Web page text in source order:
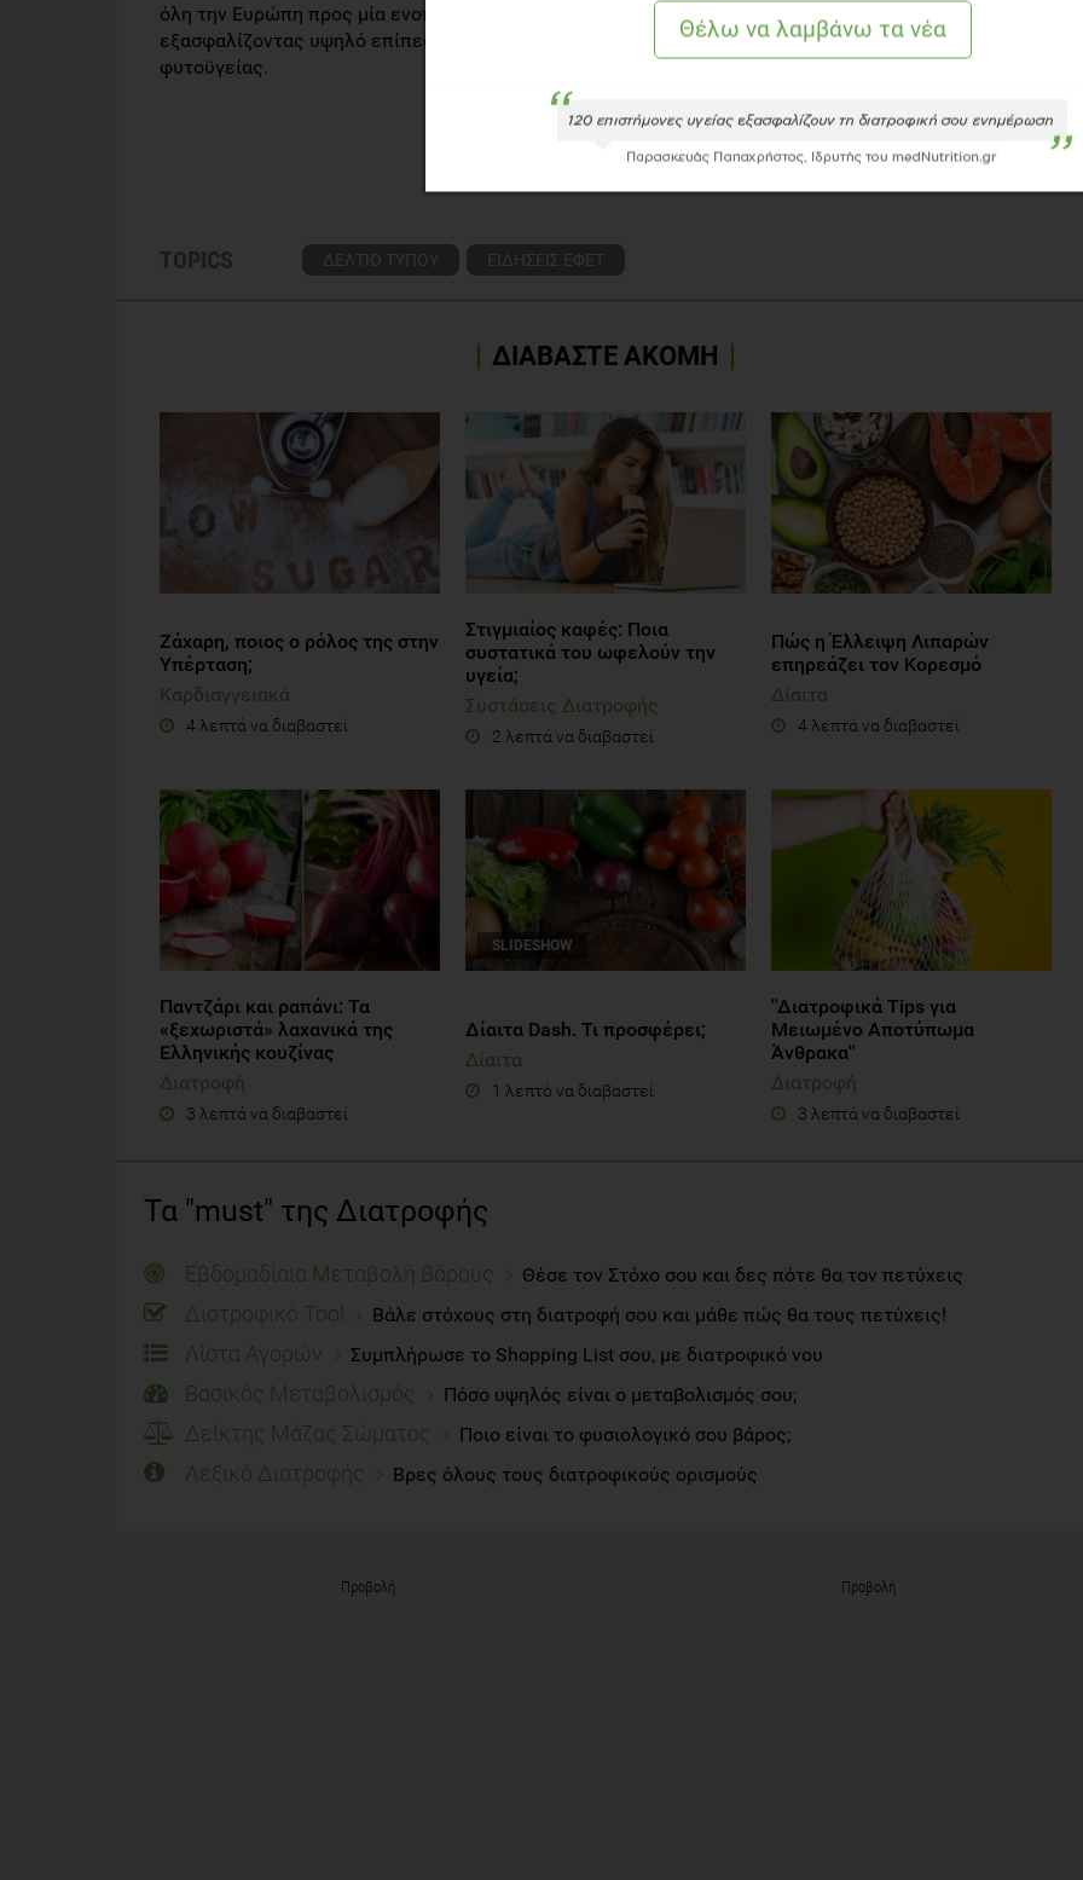
όλη την Ευρώπη προς μία ενοποιημένη ευρωπαϊκή προσέγγιση στην ασφάλεια των τροφίμων,
εξασφαλίζοντας υψηλό επίπεδο ασφάλειας των τροφίμων, υγείας και ευζωίας των ζώων και
φυτοϋγείας.
TOPICS ΔΕΛΤΙΟ ΤΥΠΟΥ ΕΙΔΗΣΕΙΣ ΕΦΕΤ
ΔΙΑΒΑΣΤΕ ΑΚΟΜΗ
Ζάχαρη, ποιος ο ρόλος της στην
Yπέρταση;
Καρδιαγγειακά
4 λεπτά να διαβαστεί
Στιγμιαίος καφές: Ποια
συστατικά του ωφελούν την
υγεία;
Συστάσεις Διατροφής
2 λεπτά να διαβαστεί
Πώς η Έλλειψη Λιπαρών
επηρεάζει τον Κορεσμό
Δίαιτα
4 λεπτά να διαβαστεί
Παντζάρι και ραπάνι: Τα
«ξεχωριστά» λαχανικά της
Ελληνικής κουζίνας
Διατροφή
3 λεπτά να διαβαστεί
SLIDESHOW
Δίαιτα Dash. Τι προσφέρει;
Δίαιτα
1 λεπτό να διαβαστεί
''Διατροφικά Τips για
Mειωμένο Αποτύπωμα
Άνθρακα''
Διατροφή
3 λεπτά να διαβαστεί
Τα "must" της Διατροφής
Εβδομαδίαια Μεταβολή Βάρους Θέσε τον Στόχο σου και δες πότε θα τον πετύχεις
Διατροφικό Tool Βάλε στόχους στη διατροφή σου και μάθε πώς θα τους πετύχεις!
Λίστα Αγορών Συμπλήρωσε το Shopping List σου, με διατροφικό νου
Βασικός Μεταβολισμός Πόσο υψηλός είναι ο μεταβολισμός σου;
Δείκτης Μάζας Σώματος Ποιο είναι το φυσιολογικό σου βάρος;
Λεξικό Διατροφής Βρες όλους τους διατροφικούς ορισμούς
Προβολή Προβολή